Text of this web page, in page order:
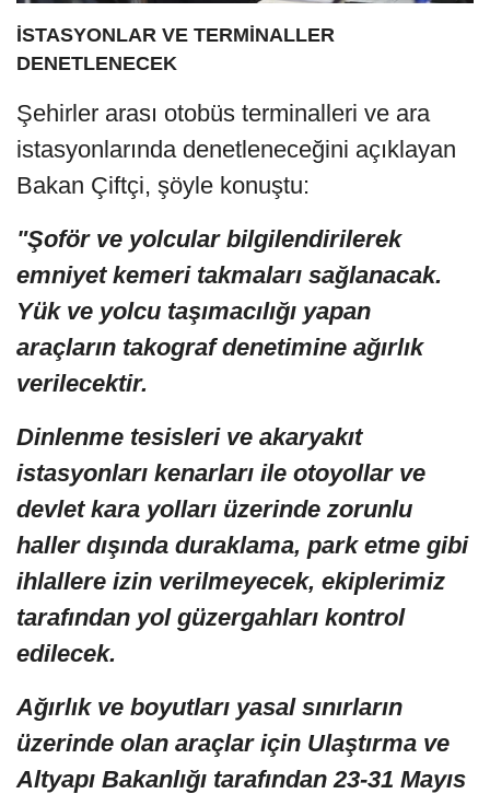
İSTASYONLAR VE TERMİNALLER
DENETLENECEK
Şehirler arası otobüs terminalleri ve ara
istasyonlarında denetleneceğini açıklayan
Bakan Çiftçi, şöyle konuştu:
"Şoför ve yolcular bilgilendirilerek
emniyet kemeri takmaları sağlanacak.
Yük ve yolcu taşımacılığı yapan
araçların takograf denetimine ağırlık
verilecektir.
Dinlenme tesisleri ve akaryakıt
istasyonları kenarları ile otoyollar ve
devlet kara yolları üzerinde zorunlu
haller dışında duraklama, park etme gibi
ihlallere izin verilmeyecek, ekiplerimiz
tarafından yol güzergahları kontrol
edilecek.
Ağırlık ve boyutları yasal sınırların
üzerinde olan araçlar için Ulaştırma ve
Altyapı Bakanlığı tarafından 23-31 Mayıs